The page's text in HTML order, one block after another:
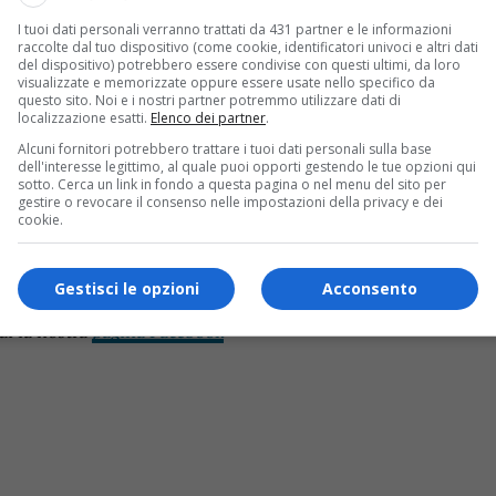
all’interno di un palazzo di via Arnaldo da Brescia.
Violinista, era presidente di una scuola di musica.Lo
Antonio e Biagio”: era un batterista della stessa scuola,
anni morta intossicata
di Montegrosso Marco Curto – Un’insegnante che
musicale a favore dei ragazzi al di là
la nostrapagina Facebook
I tuoi dati personali verranno trattati da 431 partner e le informazioni
raccolte dal tuo dispositivo (come cookie, identificatori univoci e altri dati
del dispositivo) potrebbero essere condivise con questi ultimi, da loro
visualizzate e memorizzate oppure essere usate nello specifico da
questo sito. Noi e i nostri partner potremmo utilizzare dati di
localizzazione esatti. Elenco dei partner.
Alcuni fornitori potrebbero trattare i tuoi dati personali sulla base
dell'interesse legittimo, al quale puoi opporti gestendo le tue opzioni qui
sotto. Cerca un link in fondo a questa pagina o nel menu del sito per
gestire o revocare il consenso nelle impostazioni della privacy e dei
cookie.
Acconsento
Gestisci le opzioni